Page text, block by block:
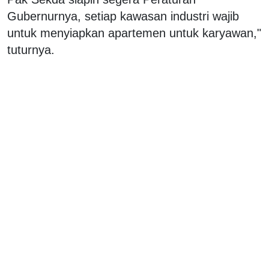
Gubernurnya, setiap kawasan industri wajib
untuk menyiapkan apartemen untuk karyawan,"
tuturnya.